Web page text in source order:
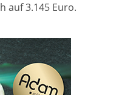
auf 3.145 Euro.